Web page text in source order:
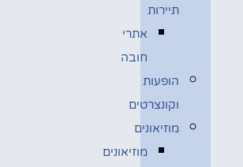
תיירות
אתרי
חובה
הופעות
וקונצרטים
מוזיאונים
מוזיאונים